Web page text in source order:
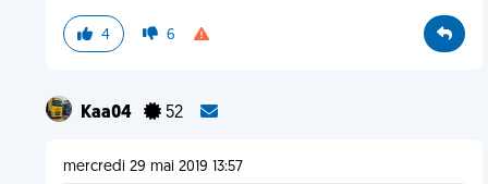
4 6
Kaa04 52
mercredi 29 mai 2019 13:57